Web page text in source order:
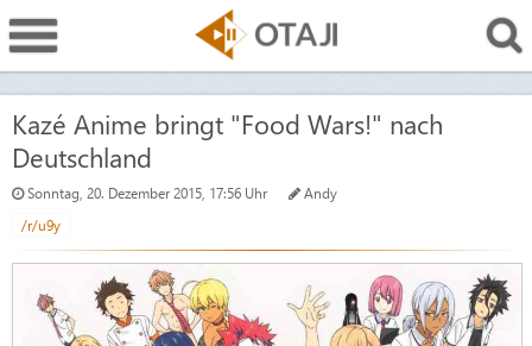
Kazé Anime bringt "Food Wars!" nach
Deutschland
Sonntag, 20. Dezember 2015, 17:56 Uhr
Andy
/r/u9y